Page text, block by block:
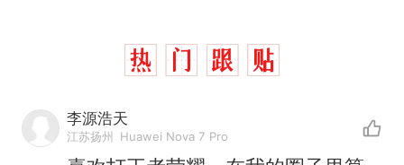
李源浩天
江苏扬州 Huawei Nova 7 Pro